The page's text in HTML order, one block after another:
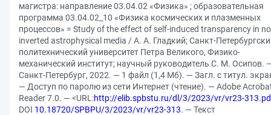
магистра: направление 03.04.02 «Физика» ; образовательная
программа 03.04.02_10 «Физика космических и плазменных
процессов» = Study of the effect of self-induced transparency in
inverted astrophysical media / А. А. Гладкий; Санкт-
политехнический университет Петра Великого, Физико-
механический институт; научный руководитель С. М. Осипов.
Санкт-Петербург, 2022. — 1 файл (1,4 Мб). — Загл. с титул.
— Доступ по паролю из сети Интернет (чтение). — Adobe
Reader 7.0. — <URL:http://elib.spbstu.ru/dl/3/2023/vr/vr23-
DOI 10.18720/SPBPU/3/2023/vr/vr23-313. — Текст